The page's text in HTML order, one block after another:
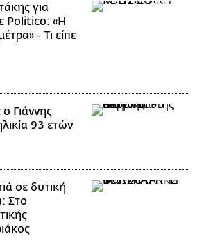
για
Politico: «Η
- Τι είπε
Γιάννης
93 ετών
σε δυτική
Στο